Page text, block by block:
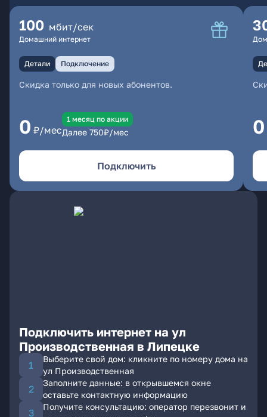
100 мбит/сек
Домашний интернет
Детали Подключение
Скидка только для новых абонентов.
0 ₽/мес
1 месяц по акции
Далее 750₽/мес
Подключить
0
Подключить интернет на ул
Производственная в Липецке
Выберите свой дом: кликните по номеру дома на
ул Производственная
Заполните данные: в открывшемся окне
оставьте контактную информацию
Получите консультацию: оператор перезвонит и